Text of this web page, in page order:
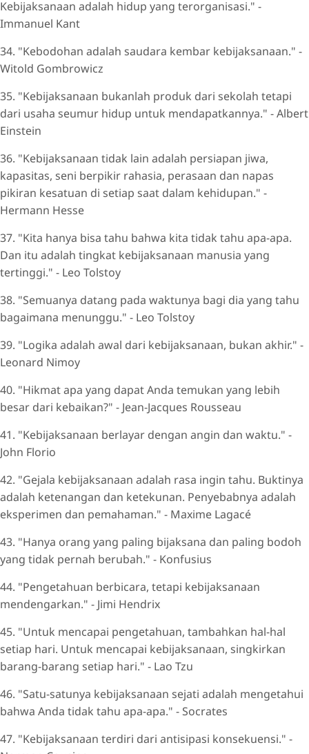
Kebijaksanaan adalah hidup yang terorganisasi." -
Immanuel Kant
34. "Kebodohan adalah saudara kembar kebijaksanaan." -
Witold Gombrowicz
35. "Kebijaksanaan bukanlah produk dari sekolah tetapi
dari usaha seumur hidup untuk mendapatkannya." - Albert
Einstein
36. "Kebijaksanaan tidak lain adalah persiapan jiwa,
kapasitas, seni berpikir rahasia, perasaan dan napas
pikiran kesatuan di setiap saat dalam kehidupan." -
Hermann Hesse
37. "Kita hanya bisa tahu bahwa kita tidak tahu apa-apa.
Dan itu adalah tingkat kebijaksanaan manusia yang
tertinggi." - Leo Tolstoy
38. "Semuanya datang pada waktunya bagi dia yang tahu
bagaimana menunggu." - Leo Tolstoy
39. "Logika adalah awal dari kebijaksanaan, bukan akhir." -
Leonard Nimoy
40. "Hikmat apa yang dapat Anda temukan yang lebih
besar dari kebaikan?" - Jean-Jacques Rousseau
41. "Kebijaksanaan berlayar dengan angin dan waktu." -
John Florio
42. "Gejala kebijaksanaan adalah rasa ingin tahu. Buktinya
adalah ketenangan dan ketekunan. Penyebabnya adalah
eksperimen dan pemahaman." - Maxime Lagacé
43. "Hanya orang yang paling bijaksana dan paling bodoh
yang tidak pernah berubah." - Konfusius
44. "Pengetahuan berbicara, tetapi kebijaksanaan
mendengarkan." - Jimi Hendrix
45. "Untuk mencapai pengetahuan, tambahkan hal-hal
setiap hari. Untuk mencapai kebijaksanaan, singkirkan
barang-barang setiap hari." - Lao Tzu
46. "Satu-satunya kebijaksanaan sejati adalah mengetahui
bahwa Anda tidak tahu apa-apa." - Socrates
47. "Kebijaksanaan terdiri dari antisipasi konsekuensi." -